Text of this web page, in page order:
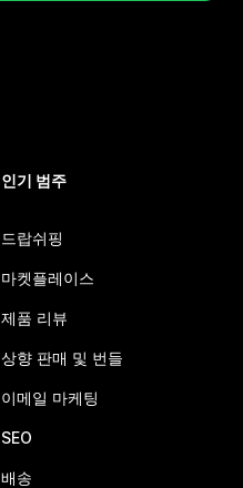
인기 범주
드랍쉬핑
마켓플레이스
제품 리뷰
상향 판매 및 번들
이메일 마케팅
SEO
배송